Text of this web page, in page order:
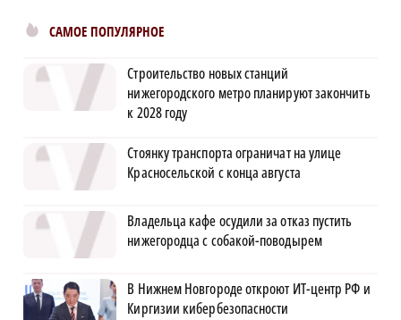
САМОЕ ПОПУЛЯРНОЕ
Строительство новых станций
нижегородского метро планируют закончить
к 2028 году
Стоянку транспорта ограничат на улице
Красносельской с конца августа
Владельца кафе осудили за отказ пустить
нижегородца с собакой-поводырем
В Нижнем Новгороде откроют ИТ-центр РФ и
Киргизии кибербезопасности